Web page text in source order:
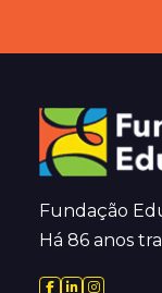
Fundação
Há 86 anos